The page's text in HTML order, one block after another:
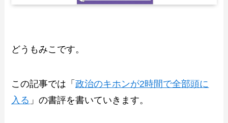
どうもみこです。
この記事では「政治のキホンが2時間で全部頭に
入る 」の書評を書いていきます。